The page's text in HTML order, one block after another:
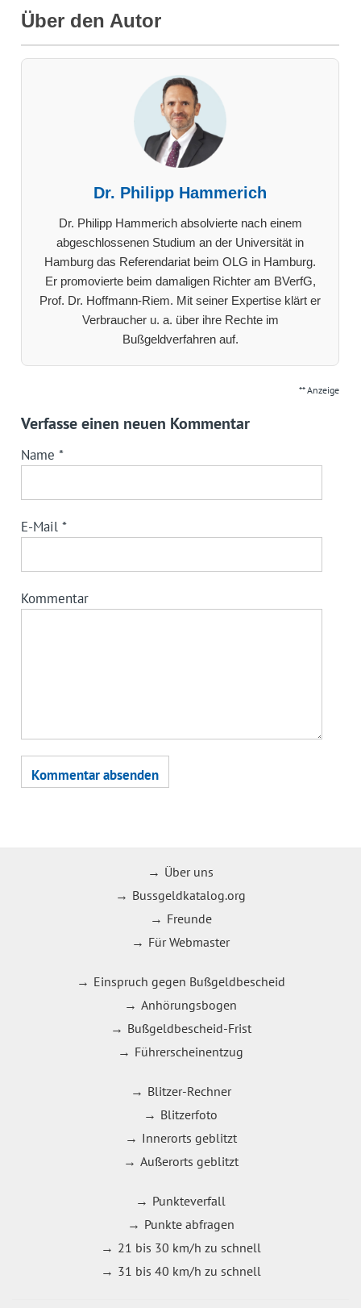
Über den Autor
Dr. Philipp Hammerich
Dr. Philipp Hammerich absolvierte nach einem
abgeschlossenen Studium an der Universität in
Hamburg das Referendariat beim OLG in Hamburg.
Er promovierte beim damaligen Richter am BVerfG,
Prof. Dr. Hoffmann-Riem. Mit seiner Expertise klärt er
Verbraucher u. a. über ihre Rechte im
Bußgeldverfahren auf.
** Anzeige
Verfasse einen neuen Kommentar
Name *
E-Mail *
Kommentar
Über uns
Bussgeldkatalog.org
Freunde
Für Webmaster
Einspruch gegen Bußgeldbescheid
Anhörungsbogen
Bußgeldbescheid-Frist
Führerscheinentzug
Blitzer-Rechner
Blitzerfoto
Innerorts geblitzt
Außerorts geblitzt
Punkteverfall
Punkte abfragen
21 bis 30 km/h zu schnell
31 bis 40 km/h zu schnell